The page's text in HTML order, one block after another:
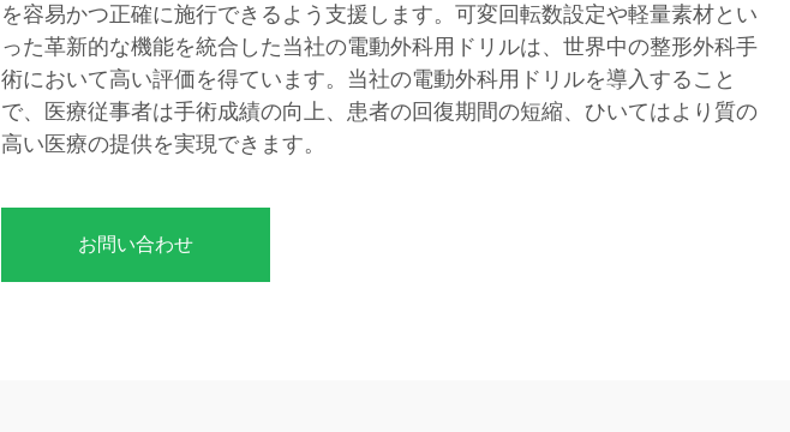
を容易かつ正確に施行できるよう支援します。可変回転数設定や軽量素材とい
った革新的な機能を統合した当社の電動外科用ドリルは、世界中の整形外科手
術において高い評価を得ています。当社の電動外科用ドリルを導入すること
で、医療従事者は手術成績の向上、患者の回復期間の短縮、ひいてはより質の
高い医療の提供を実現できます。
お問い合わせ